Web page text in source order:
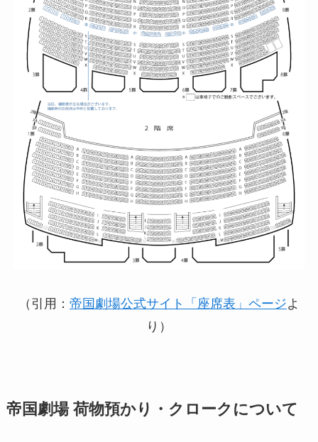
（引用： 帝国劇場公式サイト「座席表」ページよ
り）
帝国劇場 荷物預かり・クロークについて